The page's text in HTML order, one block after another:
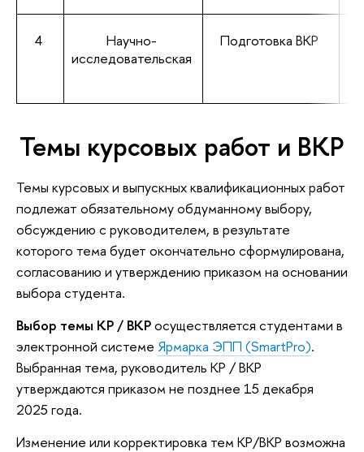
4
Научно-
исследовательская
Подготовка ВКР
Темы курсовых работ и ВКР
Темы курсовых и выпускных квалификационных работ
подлежат обязательному обдуманному выбору,
обсуждению с руководителем, в результате
которого тема будет окончательно сформулирована,
согласованию и утверждению приказом на основании
выбора студента.
Выбор темы КР / ВКРосуществляется студентами в
электронной системе Ярмарка ЭПП (SmartPro).
Выбранная тема, руководитель КР / ВКР
утверждаются приказом не позднее 15 декабря
2025 года.
Изменение или корректировка тем КР/ВКР возможна